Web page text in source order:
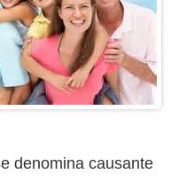
denomina causante